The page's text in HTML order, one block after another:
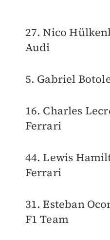
27. Nico
Audi
5. Gabriel
16. Charles
Ferrari
44. Lewis
Ferrari
31. Esteban
F1 Team